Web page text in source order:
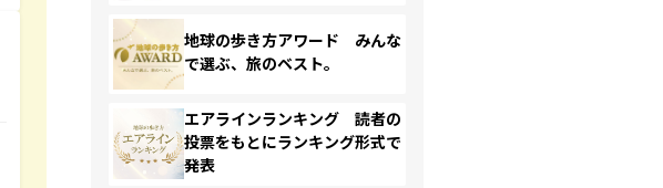
地球の歩き方アワード みんな
で選ぶ、旅のベスト。
エアラインランキング 読者の
投票をもとにランキング形式で
発表